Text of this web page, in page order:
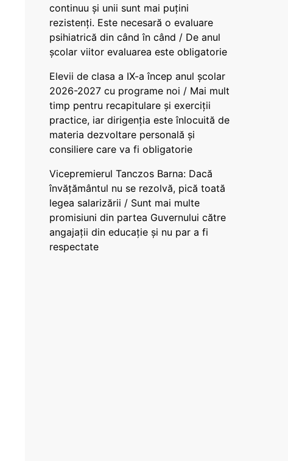
continuu și unii sunt mai puțini
rezistenți. Este necesară o evaluare
psihiatrică din când în când / De anul
școlar viitor evaluarea este obligatorie
Elevii de clasa a IX-a încep anul școlar
2026-2027 cu programe noi / Mai mult
timp pentru recapitulare și exerciții
practice, iar dirigenția este înlocuită de
materia dezvoltare personală și
consiliere care va fi obligatorie
Vicepremierul Tanczos Barna: Dacă
învățământul nu se rezolvă, pică toată
legea salarizării / Sunt mai multe
promisiuni din partea Guvernului către
angajații din educație și nu par a fi
respectate